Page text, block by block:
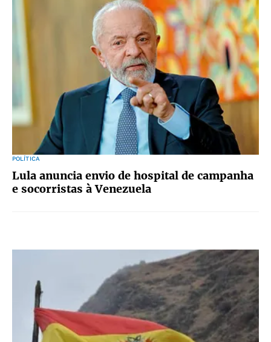
POLÍTICA
Lula anuncia envio de hospital de campanha
e socorristas à Venezuela